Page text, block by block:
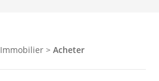
Immobilier >Acheter